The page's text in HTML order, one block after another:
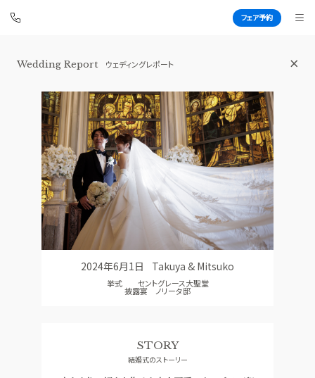
フェア予約
青山セントグレース大聖堂
TOP
トップ
BRIDAL FAIR
ブライダルフェア
FAIR CAMPAIGN
フェアキャンペーンのご案内
WEDDING REPORT
体験者レポート
PHOTO GALLERY
フォトギャラリー
PLAN
プラン
CEREMONY PARTY
披露宴会場
SMALL WEDDING ACCESS
Wedding Report ウェディングレポート
2024年6月1日 Takuya & Mitsuko
挙式 セントグレース大聖堂
披露宴 ノリータ邸
STORY
結婚式のストーリー